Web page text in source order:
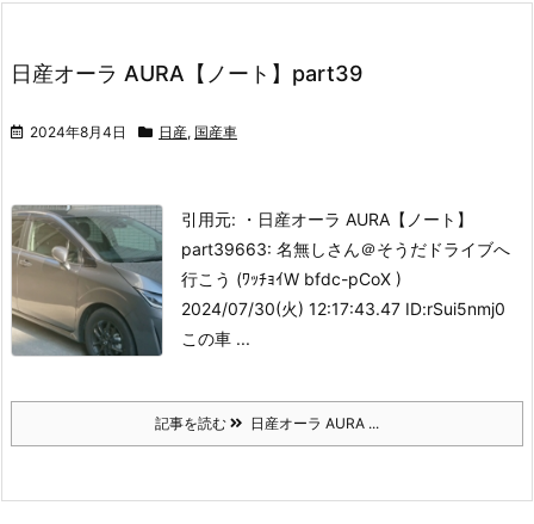
日産オーラ AURA【ノート】part39
2024年8月4日 日産, 国産車
引用元: ・日産オーラ AURA【ノート】
part39663: 名無しさん＠そうだドライブへ
行こう (ﾜｯﾁｮｲW bfdc-pCoX )
2024/07/30(火) 12:17:43.47 ID:rSui5nmj0
この車 ...
記事を読む 日産オーラ AURA ...